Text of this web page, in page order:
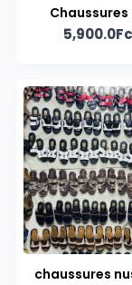
chaussures